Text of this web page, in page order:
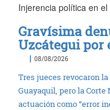
Injerencia política en
Gravísima
Uzcátegui por
| 08/08/2026
Tres jueces revocaron
Guayaquil, pero la
actuación como “error